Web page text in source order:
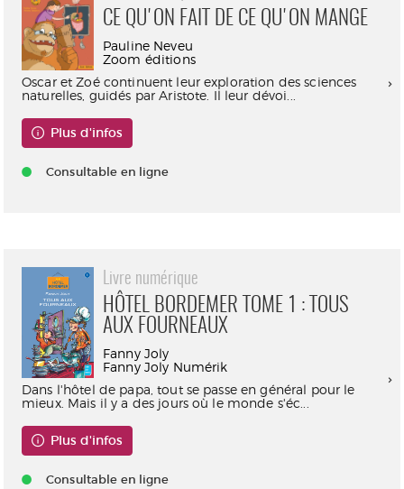
CE QU'ON FAIT DE CE QU'ON MANGE
Pauline Neveu
Zoom éditions
Oscar et Zoé continuent leur exploration des sciences
naturelles, guidés par Aristote. Il leur dévoi...
Plus d'infos
Consultable en ligne
Livre numérique
HÔTEL BORDEMER TOME 1 : TOUS
AUX FOURNEAUX
Fanny Joly
Fanny Joly Numérik
Dans l'hôtel de papa, tout se passe en général pour le
mieux. Mais il y a des jours où le monde s'éc...
Plus d'infos
Consultable en ligne